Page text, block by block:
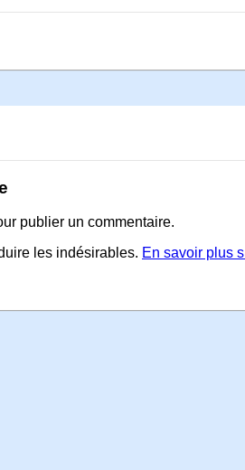
publier un commentaire.
les indésirables. En savoir plus